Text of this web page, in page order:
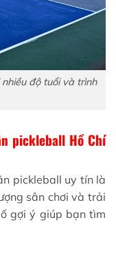
độ tuổi và trình
pickleball Hồ Chí
pickleball uy tín là
sân chơi và trải
gợi ý giúp bạn tìm